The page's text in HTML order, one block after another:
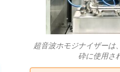
超音波ホモジナイザーは
砕に使用さ